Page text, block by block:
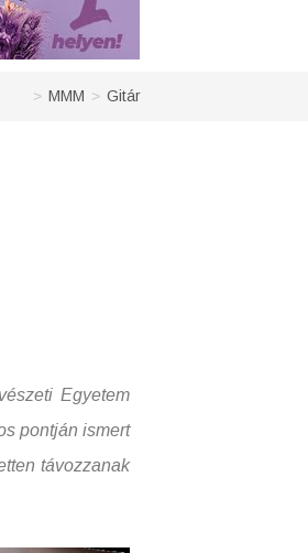
> MMM > Gitár
Egyetem
pontján ismert
távozzanak